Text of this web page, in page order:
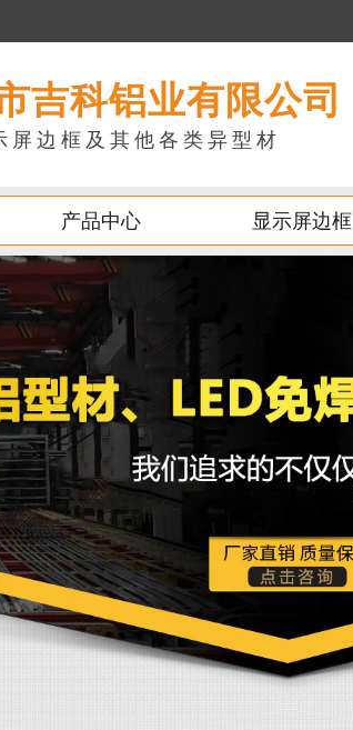
吉科铝业有限公司
屏边框及其他各类异型材
产品中心 显示屏边框